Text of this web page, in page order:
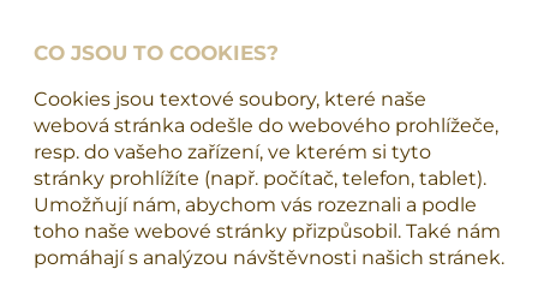
CO JSOU TO COOKIES?
Cookies jsou textové soubory, které naše
webová stránka odešle do webového prohlížeče,
resp. do vašeho zařízení, ve kterém si tyto
stránky prohlížíte (např. počítač, telefon, tablet).
Umožňují nám, abychom vás rozeznali a podle
toho naše webové stránky přizpůsobil. Také nám
pomáhají s analýzou návštěvnosti našich stránek.